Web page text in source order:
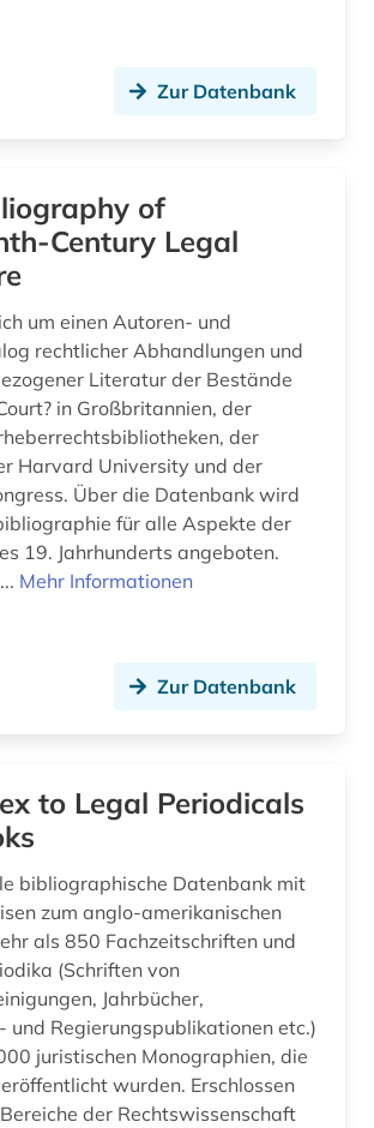
Zur Datenbank
of
Century Legal
um einen Autoren- und
rechtlicher Abhandlungen und
Literatur der Bestände
in Großbritannien, der
der
Harvard University und der
Über die Datenbank wird
für alle Aspekte der
19. Jahrhunderts angeboten.
Mehr Informationen
Zur Datenbank
to Legal Periodicals
bibliographische Datenbank mit
zum anglo-amerikanischen
als 850 Fachzeitschriften und
(Schriften von
Jahrbücher,
und Regierungspublikationen etc.)
juristischen Monographien, die
wurden. Erschlossen
der Rechtswissenschaft